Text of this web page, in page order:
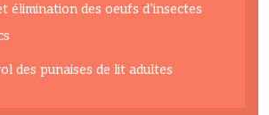
élimination des oeufs d’insectes
des punaises de lit adultes